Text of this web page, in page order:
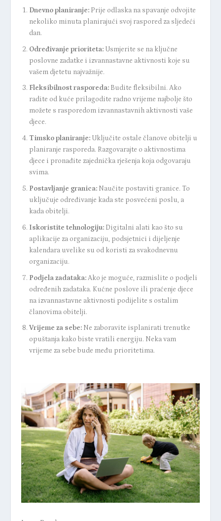
Dnevno planiranje:Prije odlaska na spavanje odvojite
nekoliko minuta planirajući svoj raspored za sljedeći
dan.
Određivanje prioriteta:Usmjerite se na ključne
poslovne zadatke i izvannastavne aktivnosti koje su
vašem djetetu najvažnije.
Fleksibilnost rasporeda:Budite fleksibilni. Ako
radite od kuće prilagodite radno vrijeme najbolje što
možete s rasporedom izvannastavnih aktivnosti vaše
djece.
Timsko planiranje:Uključite ostale članove obitelji u
planiranje rasporeda. Razgovarajte o aktivnostima
djece i pronađite zajednička rješenja koja odgovaraju
svima.
Postavljanje granica:Naučite postaviti granice. To
uključuje određivanje kada ste posvećeni poslu, a
kada obitelji.
Iskoristite tehnologiju:Digitalni alati kao što su
aplikacije za organizaciju, podsjetnici i dijeljenje
kalendara uvelike su od koristi za svakodnevnu
organizaciju.
Podjela zadataka:Ako je moguće, razmislite o podjeli
određenih zadataka. Kućne poslove ili praćenje djece
na izvannastavne aktivnosti podijelite s ostalim
članovima obitelji.
Vrijeme za sebe:Ne zaboravite isplanirati trenutke
opuštanja kako biste vratili energiju. Neka vam
vrijeme za sebe bude među prioritetima.